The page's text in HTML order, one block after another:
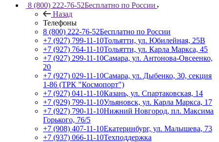
8 (800) 222-76-52Бесплатно по России
Назад
Телефоны
8 (800) 222-76-52Бесплатно по России
+7 (927) 799-11-10Тольятти, ул. Юбилейная, 25В
+7 (927) 764-11-10Тольятти, ул. Карла Маркса, 45
+7 (927) 299-11-10Самара, ул. Антонова-Овсеенко,
20
+7 (927) 029-11-10Самара, ул. Дыбенко, 30, секция
1-86 (ТРК "Космопорт")
+7 (927) 041-11-10Казань, ул. Спартаковская, 14
+7 (929) 799-11-10Ульяновск, ул. Карла Маркса, 17
+7 (927) 790-11-10Нижний Новгород, пл. Максима
Горького, 76/5
+7 (908) 407-11-10Екатеринбург, ул. Малышева, 73
+7 (937) 066-11-10Техподдержка